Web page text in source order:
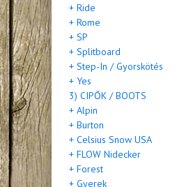
+ Ride
+ Rome
+ SP
+ Splitboard
+ Step-In / Gyorskötés
+ Yes
3) CIPŐK / BOOTS
+ Alpin
+ Burton
+ Celsius Snow USA
+ FLOW Nidecker
+ Forest
+ Gyerek